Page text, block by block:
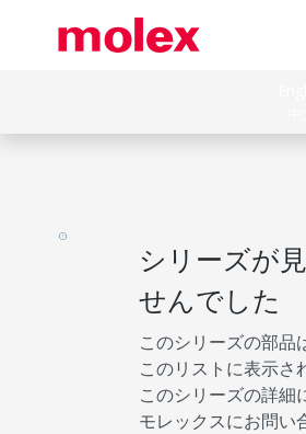
シリーズが
せんでした
このシリーズの部品
このリストに表示さ
このシリーズの詳細
モレックスにお問い